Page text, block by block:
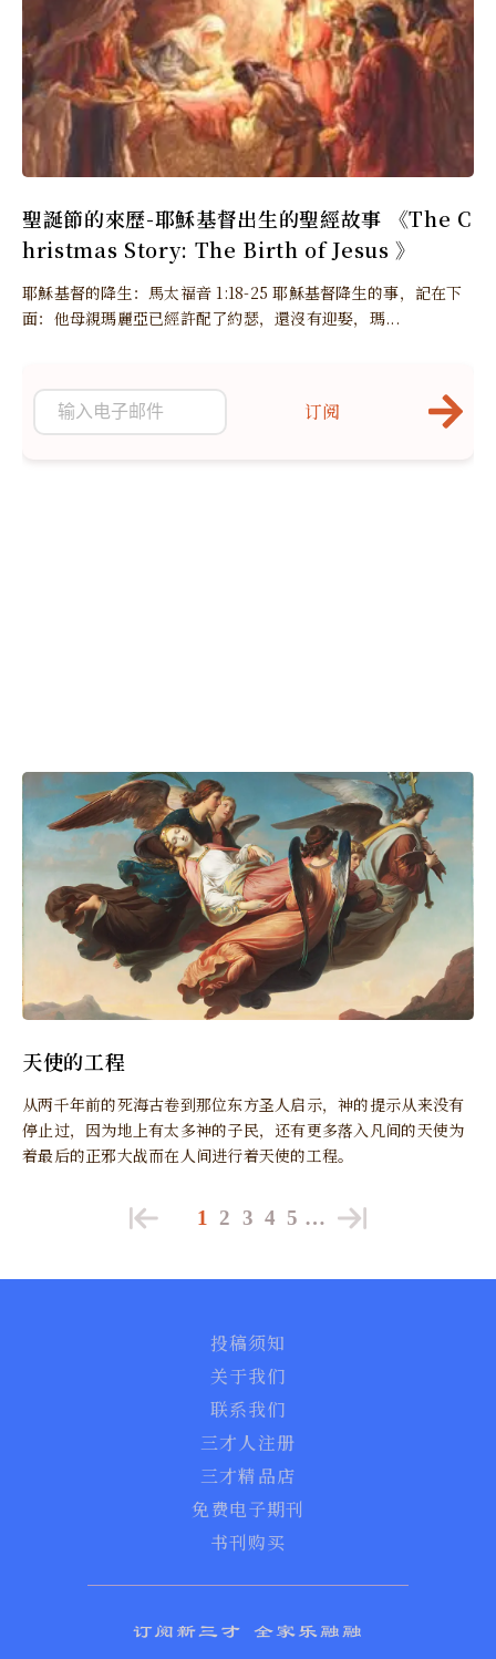
聖誕節的來歷-耶穌基督出生的聖經故事 《The C
hristmas Story: The Birth of Jesus 》
耶穌基督的降生：馬太福音 1:18-25 耶穌基督降生的事，記在下
面：他母親瑪麗亞已經許配了約瑟，還沒有迎娶，瑪...
天使的工程
从两千年前的死海古卷到那位东方圣人启示，神的提示从来没有
停止过，因为地上有太多神的子民，还有更多落入凡间的天使为
着最后的正邪大战而在人间进行着天使的工程。
订阅
1 2 3 4 5 …
投稿须知
关于我们
联系我们
三才人注册
三才精品店
免费电子期刊
书刊购买
订阅新三才 全家乐融融